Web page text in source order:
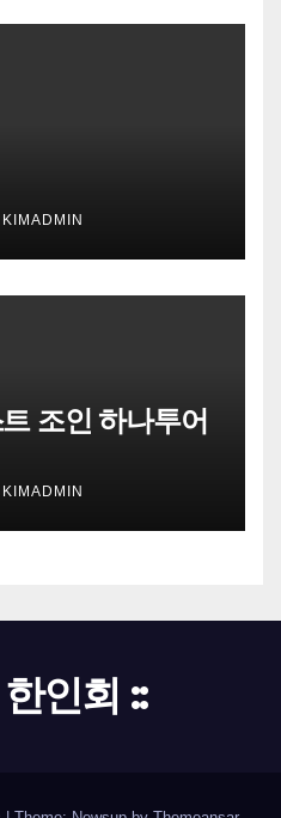
KIMADMIN
조인 하나투어
KIMADMIN
인회 ::